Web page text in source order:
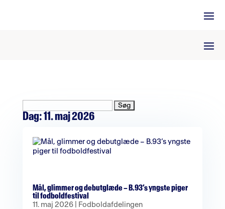
efter:
Dag:11. maj 2026
Mål, glimmer og debutglæde – B.93’s yngste piger
til fodboldfestival
11. maj 2026|
Fodboldafdelingen